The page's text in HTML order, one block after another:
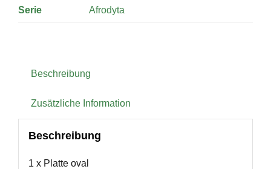
Serie Afrodyta
Beschreibung
Zusätzliche Information
Beschreibung
1 x Platte oval